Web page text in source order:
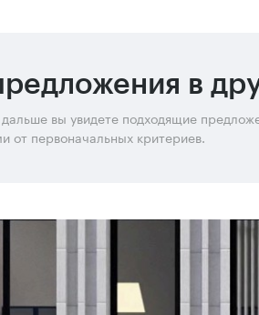
в
вы увидете подходящие
от первоначальных критериев.